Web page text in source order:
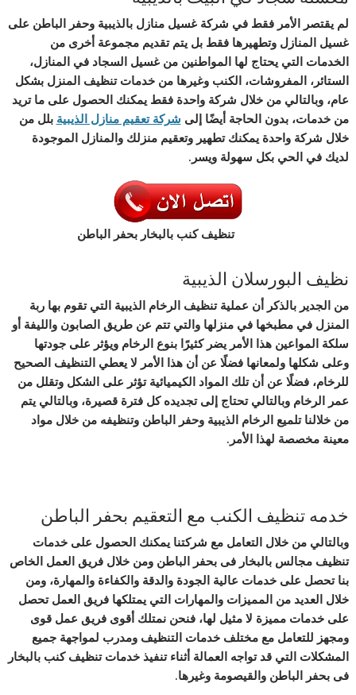
لم يقتصر الأمر فقط في شركة غسيل منازل بالذيبية وحفر الباطن على
غسيل المنازل وتطهيرها فقط بل يتم تقديم مجموعة أخرى من
الخدمات التي يحتاج لها المواطنين من غسيل السجاد في المنازل،
الستائر، المفروشات، الكنب وغيرها من خدمات تنظيف المنزل بشكل
عام، وبالتالي من خلال شركة واحدة فقط يمكنك الحصول على ما تريد
من خدمات، بدون الحاجة أيضًا إلى شركة تعقيم منازل الذيبية بلل من
خلال شركة واحدة يمكنك تطهير وتعقيم منزلك والمنازل الموجودة
لديك في الحي بكل سهولة ويسر.
تنظيف كنب بالبخار بحفر الباطن
نظيف البورسلان الذيبية
من الجدير بالذكر أن عملية تنظيف الرخام الذيبية التي تقوم بها ربة
المنزل في مطبخها في منزلها والتي تتم عن طريق الصابون والليفة أو
سلكة المواعين هذا الأمر يضر كثيرًا بنوع الرخام ويؤثر على جودتها
وعلى شكلها ولمعانها فضلًا عن أن هذا الأمر لا يعطي التنظيف الصحيح
للرخام، فضلًا عن أن تلك المواد الكيميائية تؤثر على الشكل وتقلل من
عمر الرخام وبالتالي تحتاج إلى تجديده كل فترة قصيرة، وبالتالي يتم
من خلالنا تلميع الرخام الذيبية وحفر الباطن وتنظيفه من خلال مواد
معينة مخصصة لهذا الأمر.
خدمه تنظيف الكنب مع التعقيم بحفر الباطن
وبالتالي من خلال التعامل مع شركتنا يمكنك الحصول على خدمات
تنظيف مجالس بالبخار فى بحفر الباطن ومن خلال فريق العمل الخاص
بنا تحصل على خدمات عالية الجودة والدقة والكفاءة والمهارة، ومن
خلال العديد من المميزات والمهارات التي يمتلكها فريق العمل تحصل
على خدمات مميزة لا مثيل لها، فنحن نمتلك أقوى فريق عمل قوى
ومجهز للتعامل مع مختلف خدمات التنظيف ومدرب لمواجهة جميع
المشكلات التي قد تواجه العمالة أثناء تنفيذ خدمات تنظيف كنب بالبخار
فى بحفر الباطن والقيصومة وغيرها.